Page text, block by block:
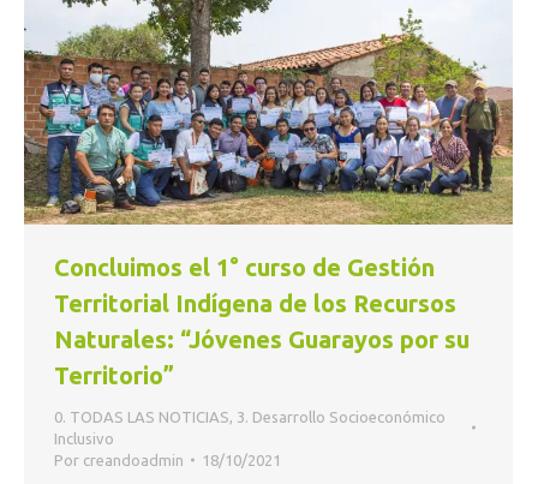
Concluimos el 1° curso de Gestión
Territorial Indígena de los Recursos
Naturales: “Jóvenes Guarayos por su
Territorio”
0. TODAS LAS NOTICIAS 3. Desarrollo Socioeconómico
Inclusivo
Por creandoadmin 18/10/2021